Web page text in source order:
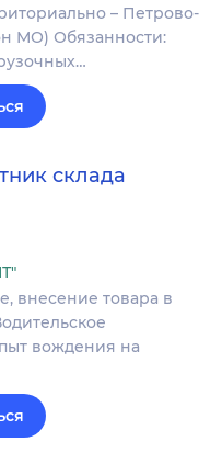
– Петрово-
МО) Обязанности:
склада
внесение товара в
вождения на